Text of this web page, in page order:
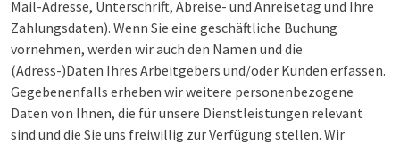
Mail-Adresse, Unterschrift, Abreise- und Anreisetag und Ihre
Zahlungsdaten). Wenn Sie eine geschäftliche Buchung
vornehmen, werden wir auch den Namen und die
(Adress-)Daten Ihres Arbeitgebers und/oder Kunden erfassen.
Gegebenenfalls erheben wir weitere personenbezogene
Daten von Ihnen, die für unsere Dienstleistungen relevant
sind und die Sie uns freiwillig zur Verfügung stellen. Wir